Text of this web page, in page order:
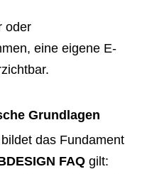
oder
eine eigene E-
Grundlagen
das Fundament
FAQgilt: